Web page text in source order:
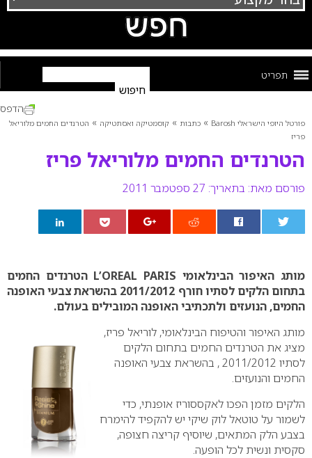
תפריט
פורטל היופי הישראלי Barosh » כתבות » קוסמטיקה ואסתטיקה » הטרנדים החמים מלוריאל
פריז
הטרנדים החמים מלוריאל פריז
פורסם מאת: בתאריך: 27 ספטמבר 2011
הדפס
מותג האיפור הבינלאומי L’OREAL PARIS הטרנדים החמים
בתחום הלקים לסתיו חורף 2011/2012
בהשראת צבעי האופנה
החמים, הנועזים ולתכתיבי האופנה המובילים בעולם.
מותג האיפור והטיפוח הבינלאומי, לוריאל פריז,
מציג את הטרנדים החמים בתחום הלקים
לסתיו 2011/2012 , בהשראת צבעי האופנה
החמים והנועזים.
הלקים מזמן הפכו לאקססוריז אופנתי, כדי
לשמור על טוטאל לוק שיקי יש להקפיד להימרח
בצבע הלק המתאים, שיוסיף קריצה חצופה,
סקסית ונשית לכל הופעה.